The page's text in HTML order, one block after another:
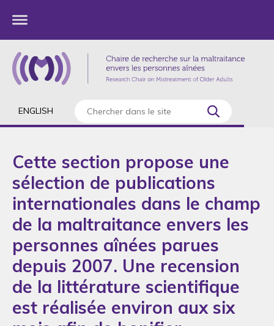
ENGLISH
Cette section propose une
sélection de publications
internationales dans le champ
de la maltraitance envers les
personnes aînées parues
depuis 2007. Une recension
de la littérature scientifique
est réalisée environ aux six